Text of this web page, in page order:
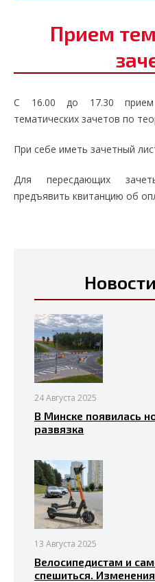
Прием
С 16.00 до 17.30 прием
тематических зачетов по
При себе иметь зачетный
Для пересдающих
предъявить квитанцию об
Новости
24 Августа 2025
В Минске появилась
развязка
13 Августа 2025
Велосипедистам и
спешиться.